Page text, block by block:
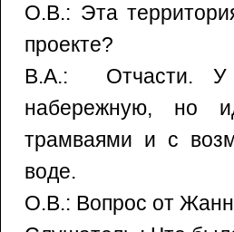
О.В.: Эта
проекте?
В.А.: Отчасти. У
набережную, но
трамваями и с
воде.
О.В.: Вопрос от